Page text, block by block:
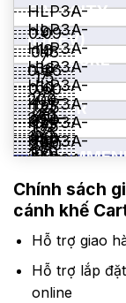
CAPACITY
(L/REV)
PRESSURE
(BAR)
MOTOR
POWER
(KW)
(RPM)
INLET/
HLP3A-
9
0.09
7
1.5
200-
950
32 –
32
HLP3A-
18
0.18
7
2.2
200-
950
38 –
38
HLP3A-
36
0.36
7
4.0
100-
450
51 –
51
HLP3A-
60
0.60
7
5.5
100-
63
HLP3A-
125
1.25
7
11.0
450
76 –
76
HLP3A-
175
1.75
7
100-
450
76 –
76
HLP3A-
250
2.50
18.5
100-
450
101 –
HLP3A-
510
7
22.0
100-
450
152
–
152
HLP3A-
750
7.50
7
100-
450
152
–
Chính sách
cánh khế
Hỗ trợ giao
Hỗ trợ lắp
online